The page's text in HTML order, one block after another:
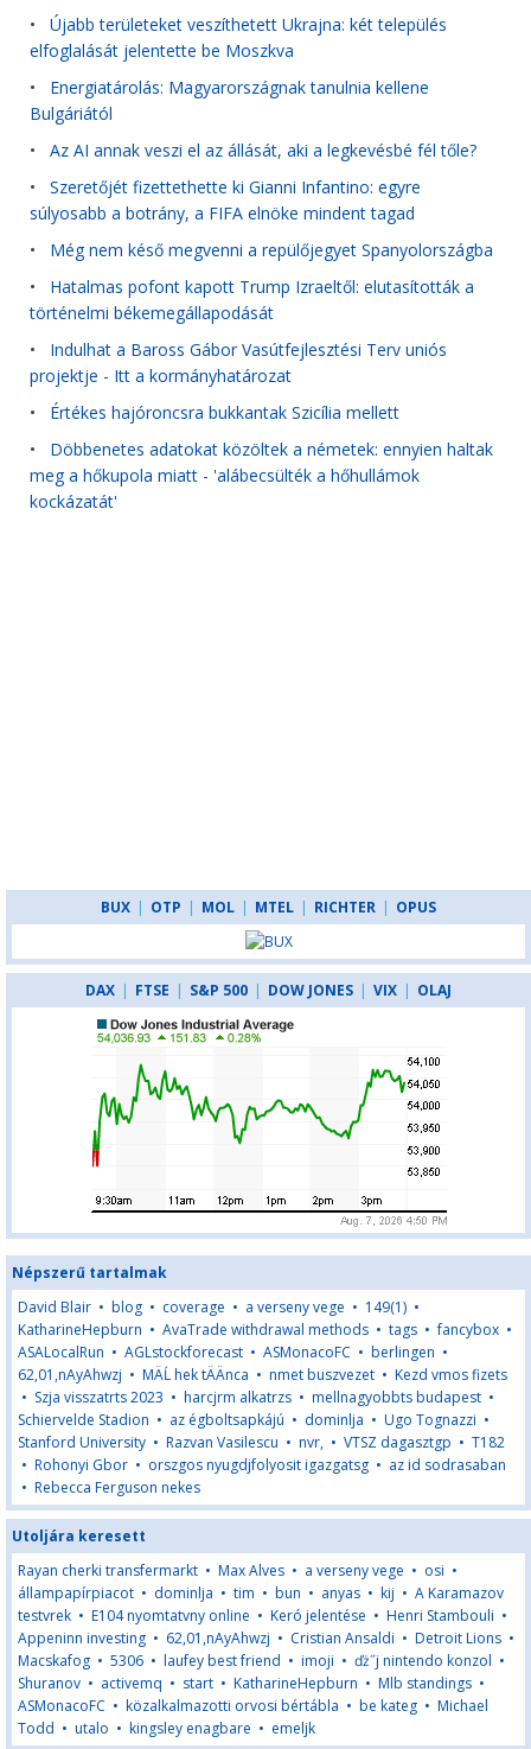
• Újabb területeket veszíthetett Ukrajna: két település
elfoglalását jelentette be Moszkva
• Energiatárolás: Magyarországnak tanulnia kellene
Bulgáriától
• Az AI annak veszi el az állását, aki a legkevésbé fél tőle?
• Szeretőjét fizettethette ki Gianni Infantino: egyre
súlyosabb a botrány, a FIFA elnöke mindent tagad
• Még nem késő megvenni a repülőjegyet Spanyolországba
• Hatalmas pofont kapott Trump Izraeltől: elutasították a
történelmi békemegállapodását
• Indulhat a Baross Gábor Vasútfejlesztési Terv uniós
projektje - Itt a kormányhatározat
• Értékes hajóroncsra bukkantak Szicília mellett
• Döbbenetes adatokat közöltek a németek: ennyien haltak
meg a hőkupola miatt - 'alábecsülték a hőhullámok
kockázatát'
BUX | OTP | MOL | MTEL | RICHTER | OPUS
DAX | FTSE | S&P 500 | DOW JONES | VIX | OLAJ
Népszerű tartalmak
David Blair • blog • coverage • a verseny vege • 149(1) •
KatharineHepburn • AvaTrade withdrawal methods • tags •fancybox •
ASALocalRun • AGLstockforecast • ASMonacoFC • berlingen •
62,01,nAyAhwzj • MÄĹ hek tÄÄnca • nmet buszvezet • Kezd vmos fizets
• Szja visszatrts 2023 • harcjrm alkatrzs • mellnagyobbts budapest •
Schiervelde Stadion • az égboltsapkájú • dominlja • Ugo Tognazzi •
Stanford University • Razvan Vasilescu • nvr, • VTSZ dagasztgp • T182
• Rohonyi Gbor • orszgos nyugdjfolyosit igazgatsg • az id sodrasaban
• Rebecca Ferguson nekes
Utoljára keresett
Rayan cherki transfermarkt • Max Alves • a verseny vege • osi •
állampapírpiacot • dominlja • tim • bun • anyas • kij • A Karamazov
testvrek • E104 nyomtatvny online • Keró jelentése • Henri Stambouli •
Appeninn investing • 62,01,nAyAhwzj • Cristian Ansaldi • Detroit Lions •
Macskafog • 5306 • laufey best friend • imoji • ďż˝j nintendo konzol •
Shuranov • activemq • start • KatharineHepburn • Mlb standings •
ASMonacoFC • közalkalmazotti orvosi bértábla • be kateg • Michael
Todd • utalo • kingsley enagbare • emeljk